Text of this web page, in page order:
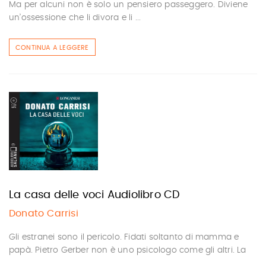
Ma per alcuni non è solo un pensiero passeggero. Diviene
un’ossessione che li divora e li ...
CONTINUA A LEGGERE
La casa delle voci Audiolibro CD
Donato Carrisi
Gli estranei sono il pericolo. Fidati soltanto di mamma e
papà. Pietro Gerber non è uno psicologo come gli altri. La